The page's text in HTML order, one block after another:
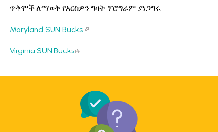
ጥቅሞች ለማወቅ የእርስዎን ግዛት ፕሮግራም ያነጋግሩ.
Maryland SUN Bucks
Virginia SUN Bucks